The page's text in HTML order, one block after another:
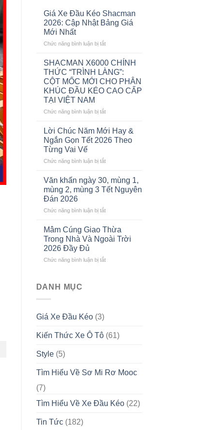
Giá Xe Đầu Kéo Shacman
2026: Cập Nhật Bảng Giá
Mới Nhất
Chức năng bình luận bị tắtở
Xe
Đầu
Kéo
Shacman
2026:
Nhật
Giá
Mới
Nhất
SHACMAN X6000 CHÍNH
THỨC “TRÌNH LÀNG”:
CỘT MỐC MỚI CHO PHÂN
KHÚC ĐẦU KÉO CAO CẤP
TẠI VIỆT NAM
Chức năng bình luận bị tắtở
X6000
CHÍNH
THỨC
LÀNG”:
MỐC
MỚI
CHO
KHÚC
KÉO
CAO
VIỆT
Lời Chúc Năm Mới Hay &
Ngắn Gọn Tết 2026 Theo
Từng Vai Vế
Chức năng bình luận bị tắtở
Chúc
Năm
Mới
&
Gọn
Tết
2026
Từng
Văn khấn ngày 30, mùng 1,
mùng 2, mùng 3 Tết Nguyên
Đán 2026
Chức năng bình luận bị tắtở
khấn
ngày
30,
1,
Mâm Cúng Giao Thừa
Trong Nhà Và Ngoài Trời
2026 Đầy Đủ
Chức năng bình luận bị tắtở
Trời
DANH MỤC
Giá Xe Đầu Kéo(3)
Kiến Thức Xe Ô Tô(61)
Style(5)
Tìm Hiểu Về Sơ Mi Rơ Mooc
(7)
Tìm Hiểu Về Xe Đầu Kéo(22)
Tin Tức(182)